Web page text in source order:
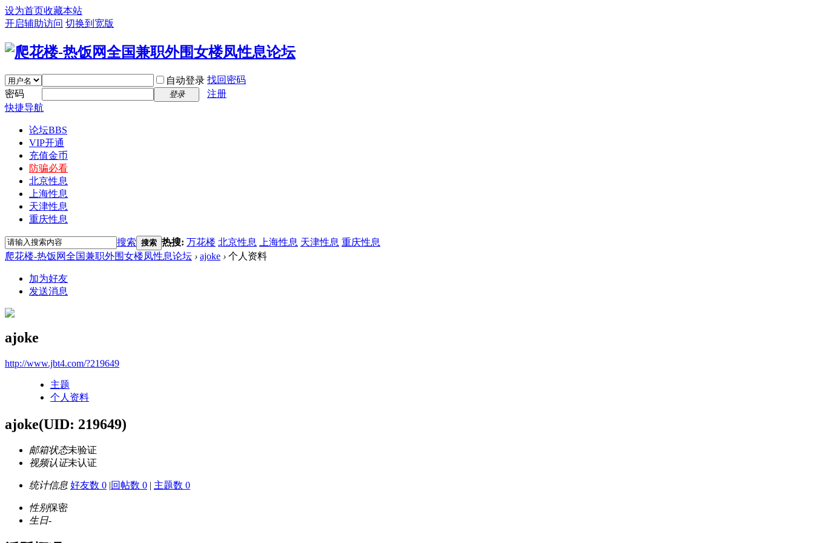
设为首页收藏本站
开启辅助访问 切换到宽版
自动登录 找回密码
密码
登录
注册
快捷导航
论坛BBS
VIP开通
充值金币
防骗必看
北京性息
上海性息
天津性息
重庆性息
搜索 搜索 热搜: 万花楼 北京性息 上海性息 天津性息 重庆性息
爬花楼-热饭网全国兼职外围女楼凤性息论坛 › ajoke › 个人资料
加为好友
发送消息
ajoke
http://www.jbt4.com/?219649
主题
个人资料
ajoke(UID: 219649)
邮箱状态未验证
视频认证未认证
统计信息 好友数 0 |回帖数 0 | 主题数 0
性别保密
生日-